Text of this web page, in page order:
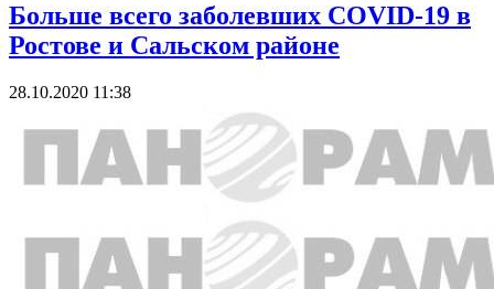
Больше всего заболевших COVID-19 в
Ростове и Сальском районе
28.10.2020 11:38